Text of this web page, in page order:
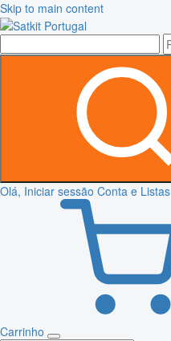
Skip to main content
Olá, Iniciar sessão Conta e Listas
Carrinho